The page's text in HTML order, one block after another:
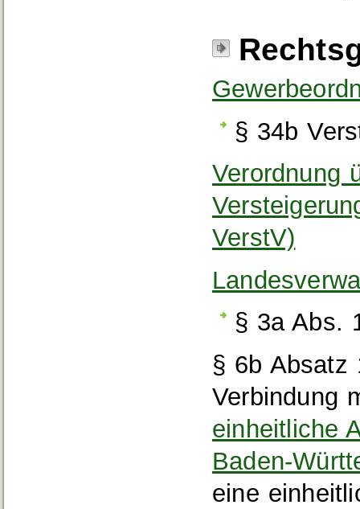
§ 34b
Verordnung
VerstV)
§ 3a Abs.
§ 6b Absatz
Verbindung
einheitliche
Baden-
eine